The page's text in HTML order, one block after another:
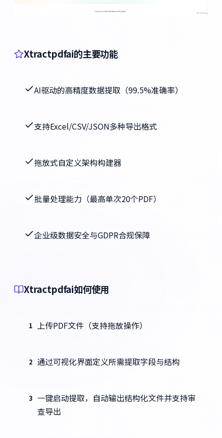
Xtractpdfai的主要功能
AI驱动的高精度数据提取（99.5%准确率）
支持Excel/CSV/JSON多种导出格式
拖放式自定义架构构建器
批量处理能力（最高单次20个PDF）
企业级数据安全与GDPR合规保障
Xtractpdfai如何使用
1 上传PDF文件（支持拖放操作）
2 通过可视化界面定义所需提取字段与结构
3 一键启动提取，自动输出结构化文件并支持审
查导出